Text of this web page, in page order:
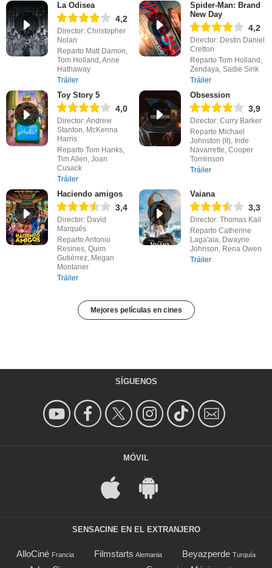
La Odisea
4,2
Director: Christopher
Nolan
Reparto Matt Damon,
Tom Holland, Anne
Hathaway
Tráiler
Spider-Man: Brand
New Day
4,2
Director: Destin Daniel
Cretton
Reparto Tom Holland,
Zendaya, Sadie Sink
Tráiler
Toy Story 5
4,0
Director: Andrew
Stanton, McKenna
Harris
Reparto Tom Hanks,
Tim Allen, Joan
Cusack
Tráiler
Obsession
3,9
Director: Curry Barker
Reparto Michael
Johnston (II), Inde
Navarrette, Cooper
Tomlinson
Tráiler
Haciendo amigos
3,4
Director: David
Marqués
Reparto Antonio
Resines, Quim
Gutiérrez, Megan
Montaner
Tráiler
Vaiana
3,3
Director: Thomas Kail
Reparto Catherine
Laga'aia, Dwayne
Johnson, Rena Owen
Tráiler
Mejores películas en cines
SÍGUENOS
MÓVIL
SENSACINE EN EL EXTRANJERO
AlloCiné Francia Filmstarts Alemania Beyazperde Turquía